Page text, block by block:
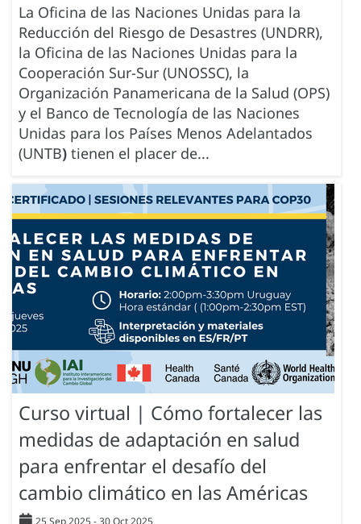
La Oficina de las Naciones Unidas para la
Reducción del Riesgo de Desastres (UNDRR),
la Oficina de las Naciones Unidas para la
Cooperación Sur-Sur (UNOSSC), la
Organización Panamericana de la Salud (OPS)
y el Banco de Tecnología de las Naciones
Unidas para los Países Menos Adelantados
(UNTB) tienen el placer de...
Curso virtual | Cómo fortalecer las
medidas de adaptación en salud
para enfrentar el desafío del
cambio climático en las Américas